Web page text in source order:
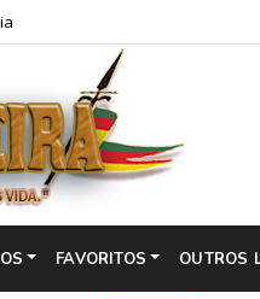
FAVORITOS OUTROS